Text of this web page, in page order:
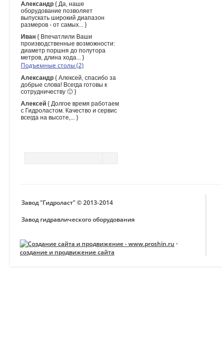
Александр { Да, наше
оборудование позволяет
выпускать широкий диапазон
размеров - от самых... }
Иван { Впечатлили Ваши
производственные возможности:
диаметр поршня до полутора
метров, длина хода... }
Подъемные столы (2)
Александр { Алексей, спасибо за
добрые слова! Всегда готовы к
сотрудничеству 🙂 }
Алексей { Долгое время работаем
с Гидроластом. Качество и сервис
всегда на высоте,... }
Завод "Гидроласт" © 2013-2014
Завод гидравлического оборудования
-
создание и продвижение сайта